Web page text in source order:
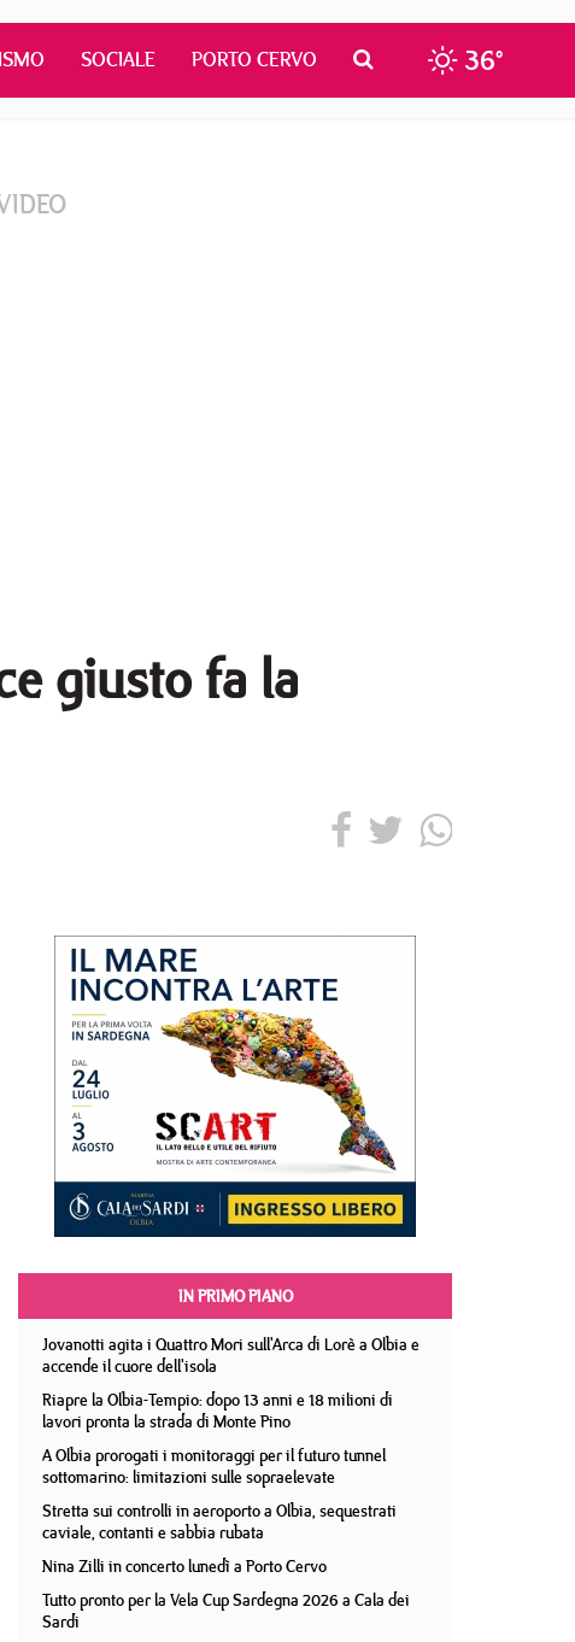
SOCIALE PORTO CERVO 36°
giusto fa la
IN PRIMO PIANO
Jovanotti agita i Quattro Mori sull'Arca di Lorè a Olbia e
accende il cuore dell'isola
Riapre la Olbia-Tempio: dopo 13 anni e 18 milioni di
lavori pronta la strada di Monte Pino
A Olbia prorogati i monitoraggi per il futuro tunnel
sottomarino: limitazioni sulle sopraelevate
Stretta sui controlli in aeroporto a Olbia, sequestrati
caviale, contanti e sabbia rubata
Nina Zilli in concerto lunedì a Porto Cervo
Tutto pronto per la Vela Cup Sardegna 2026 a Cala dei
Sardi